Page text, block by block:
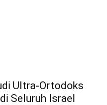
Ultra-Ortodoks
Seluruh Israel